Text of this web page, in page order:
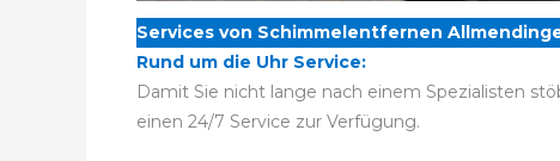
Services von Schimmelentfernen
Rund um die Uhr Service:
Damit Sie nicht lange nach einem Spezialisten
einen 24/7 Service zur Verfügung.